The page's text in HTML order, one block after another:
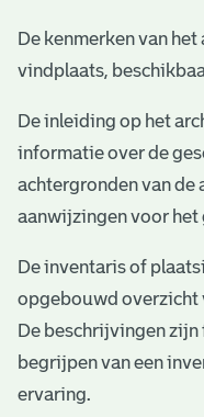
c
h
i
e
v
n
De kenmerken van
vindplaats,
De inleiding op het
informatie over de
achtergronden van de
aanwijzingen voor
De inventaris of
opgebouwd overzicht
De beschrijvingen zijn
begrijpen van een
ervaring.